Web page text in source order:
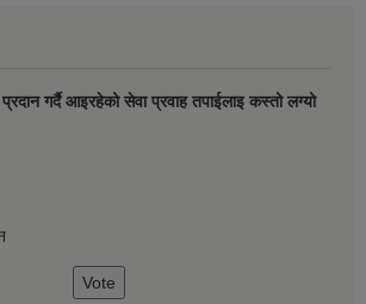
प्रदान गर्दै आइरहेको सेवा प्रवाह तपाईलाइ कस्तो लग्यो